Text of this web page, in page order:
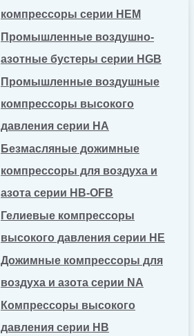
компрессоры серии HEM
Промышленные воздушно-
азотные бустеры серии HGB
Промышленные воздушные
компрессоры высокого
давления серии HA
Безмасляные дожимные
компрессоры для воздуха и
азота серии HB-OFB
Гелиевые компрессоры
высокого давления серии HE
Дожимные компрессоры для
воздуха и азота серии NA
Компрессоры высокого
давления серии HB